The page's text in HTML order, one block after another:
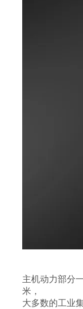
主机动力部分
米，
大多数的工业